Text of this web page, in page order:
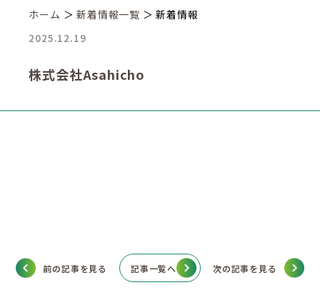
ホーム ＞新着情報一覧 ＞ 新着情報
2025.12.19
株式会社Asahicho
前の記事を見る 記事一覧へ 次の記事を見る